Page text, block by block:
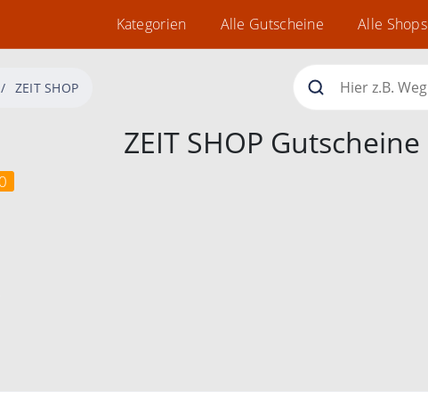
Kategorien Alle Gutscheine Alle Shops
ZEIT SHOP
0
ZEIT SHOP Gutscheine